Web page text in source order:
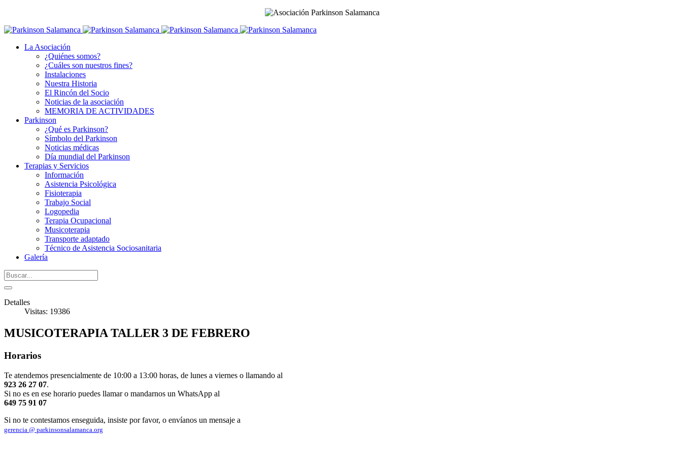
La Asociación
¿Quiénes somos?
¿Cuáles son nuestros fines?
Instalaciones
Nuestra Historia
El Rincón del Socio
Noticias de la asociación
MEMORIA DE ACTIVIDADES
Parkinson
¿Qué es Parkinson?
Símbolo del Parkinson
Noticias médicas
Día mundial del Parkinson
Terapias y Servicios
Información
Asistencia Psicológica
Fisioterapia
Trabajo Social
Logopedia
Terapia Ocupacional
Musicoterapia
Transporte adaptado
Técnico de Asistencia Sociosanitaria
Galería
Detalles
Visitas: 19386
MUSICOTERAPIA TALLER 3 DE FEBRERO
Horarios
Te atendemos presencialmente de 10:00 a 13:00 horas, de lunes a viernes o llamando al
923 26 27 07.
Si no es en ese horario puedes llamar o mandarnos un WhatsApp al
649 75 91 07
Si no te contestamos enseguida, insiste por favor, o envíanos un mensaje a
gerencia @ parkinsonsalamanca.org